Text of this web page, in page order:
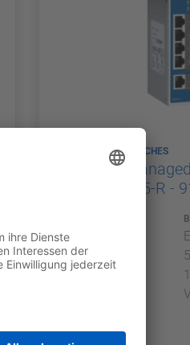
ETHERNET-SWITCHES
VIPA
Switch EN5-R -